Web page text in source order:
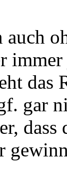
das
gar
dass